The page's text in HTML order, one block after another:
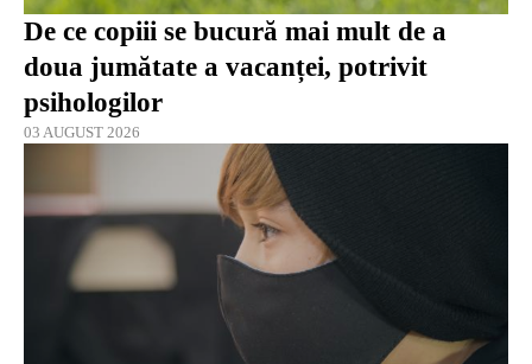
De ce copiii se bucură mai mult de a
doua jumătate a vacanței, potrivit
psihologilor
03 AUGUST 2026